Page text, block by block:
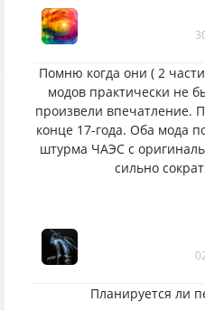
Помню когда они ( 2
модов практически не
произвели впечатление.
конце 17-года. Оба мода
штурма ЧАЭС с
сильно
Планируется ли